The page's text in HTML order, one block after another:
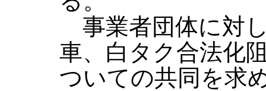
事業者団体に対
車、白タク合法化
ついての共同を求